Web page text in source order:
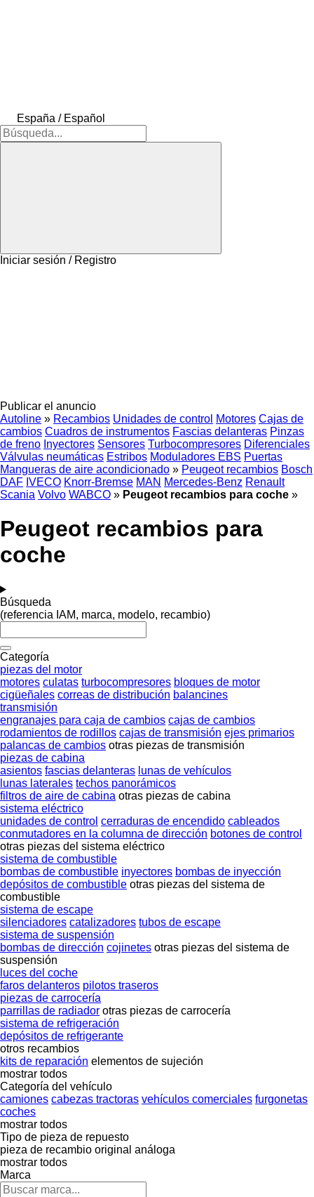
España / Español
Iniciar sesión / Registro
Publicar el anuncio
Autoline » Recambios Unidades de control Motores Cajas de
cambios Cuadros de instrumentos Fascias delanteras Pinzas
de freno Inyectores Sensores Turbocompresores Diferenciales
Válvulas neumáticas Estribos Moduladores EBS Puertas
Mangueras de aire acondicionado » Peugeot recambios Bosch
DAF IVECO Knorr-Bremse MAN Mercedes-Benz Renault
Scania Volvo WABCO » Peugeot recambios para coche »
Peugeot recambios para
coche
Búsqueda
(referencia IAM, marca, modelo, recambio)
Categoría
piezas del motor
motores culatas turbocompresores bloques de motor
cigüeñales correas de distribución balancines
transmisión
engranajes para caja de cambios cajas de cambios
rodamientos de rodillos cajas de transmisión ejes primarios
palancas de cambios otras piezas de transmisión
piezas de cabina
asientos fascias delanteras lunas de vehículos
lunas laterales techos panorámicos
filtros de aire de cabina otras piezas de cabina
sistema eléctrico
unidades de control cerraduras de encendido cableados
conmutadores en la columna de dirección botones de control
otras piezas del sistema eléctrico
sistema de combustible
bombas de combustible inyectores bombas de inyección
depósitos de combustible otras piezas del sistema de
combustible
sistema de escape
silenciadores catalizadores tubos de escape
sistema de suspensión
bombas de dirección cojinetes otras piezas del sistema de
suspensión
luces del coche
faros delanteros pilotos traseros
piezas de carrocería
parrillas de radiador otras piezas de carrocería
sistema de refrigeración
depósitos de refrigerante
otros recambios
kits de reparación elementos de sujeción
mostrar todos
Categoría del vehículo
camiones cabezas tractoras vehículos comerciales furgonetas
coches
mostrar todos
Tipo de pieza de repuesto
pieza de recambio original análoga
mostrar todos
Marca